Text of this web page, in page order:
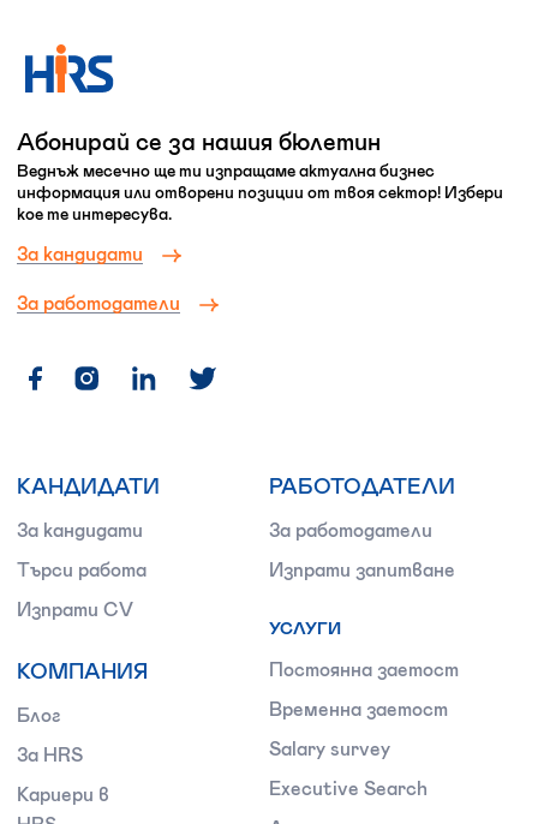
Абонирай се за нашия бюлетин
Веднъж месечно ще ти изпращаме актуална бизнес
информация или отворени позиции от твоя сектор! Избери
кое те интересува.
За кандидати
За работодатели
КАНДИДАТИ
За кандидати
Търси работа
Изпрати CV
КОМПАНИЯ
Блог
За HRS
Кариери в
РАБОТОДАТЕЛИ
За работодатели
Изпрати запитване
УСЛУГИ
Постоянна заетост
Временна заетост
Salary survey
Executive Search